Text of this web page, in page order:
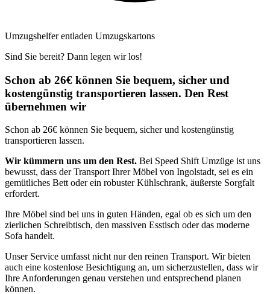
Umzugshelfer entladen Umzugskartons
Sind Sie bereit? Dann legen wir los!
Schon ab 26€ können Sie bequem, sicher und
kostengünstig transportieren lassen. Den Rest
übernehmen wir
Schon ab 26€ können Sie bequem, sicher und kostengünstig
transportieren lassen.
Wir kümmern uns um den Rest. Bei Speed Shift Umzüge ist uns
bewusst, dass der Transport Ihrer Möbel von Ingolstadt, sei es ein
gemütliches Bett oder ein robuster Kühlschrank, äußerste Sorgfalt
erfordert.
Ihre Möbel sind bei uns in guten Händen, egal ob es sich um den
zierlichen Schreibtisch, den massiven Esstisch oder das moderne
Sofa handelt.
Unser Service umfasst nicht nur den reinen Transport. Wir bieten
auch eine kostenlose Besichtigung an, um sicherzustellen, dass wir
Ihre Anforderungen genau verstehen und entsprechend planen
können.